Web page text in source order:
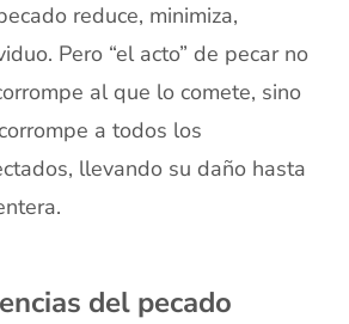
reduce, minimiza,
Pero “el acto” de pecar no
al que lo comete, sino
a todos los
llevando su daño hasta
del pecado